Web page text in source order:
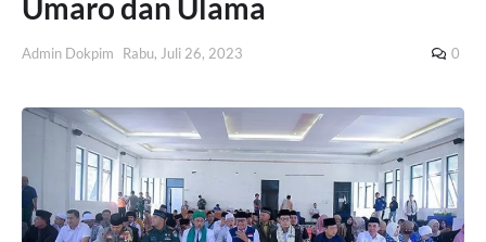
Umaro dan Ulama
Admin Dokpim Rabu, Juli 26, 2023 0